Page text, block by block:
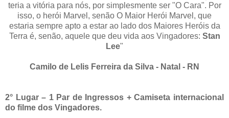
teria a vitória para nós, por simplesmente ser "O Cara". Por
isso, o herói Marvel, senão O Maior Herói Marvel, que
estaria sempre apto a estar ao lado dos Maiores Heróis da
Terra é, senão, aquele que deu vida aos Vingadores: Stan
Lee"
Camilo de Lelis Ferreira da Silva - Natal - RN
2° Lugar – 1 Par de Ingressos + Camiseta internacional
do filme dos Vingadores.